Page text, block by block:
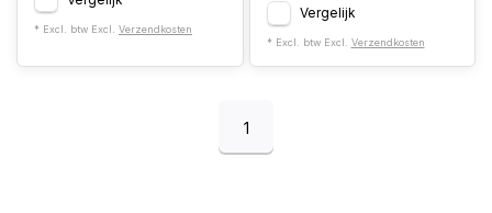
* Excl. btw Excl. Verzendkosten
Vergelijk
* Excl. btw Excl. Verzendkosten
1